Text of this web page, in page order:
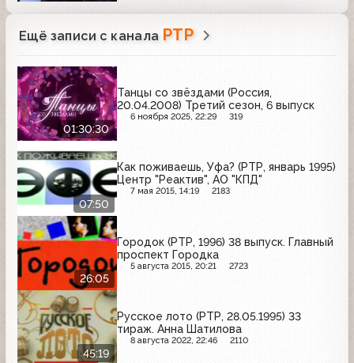
Ещё записи с канала РТР
01:30:30
Танцы со звёздами (Россия,
20.04.2008) Третий сезон, 6 выпуск
6 ноября 2025, 22:29 319
07:50
Как поживаешь, Уфа? (РТР, январь 1995)
Центр "Реактив", АО "КПД"
7 мая 2015, 14:19 2183
26:05
Городок (РТР, 1996) 38 выпуск. Главный
проспект Городка
5 августа 2015, 20:21 2723
45:19
Русское лото (РТР, 28.05.1995) 33
тираж. Анна Шатилова
8 августа 2022, 22:46 2110